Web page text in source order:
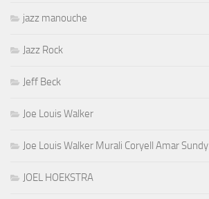
jazz manouche
Jazz Rock
Jeff Beck
Joe Louis Walker
Joe Louis Walker Murali Coryell Amar Sundy
JOEL HOEKSTRA